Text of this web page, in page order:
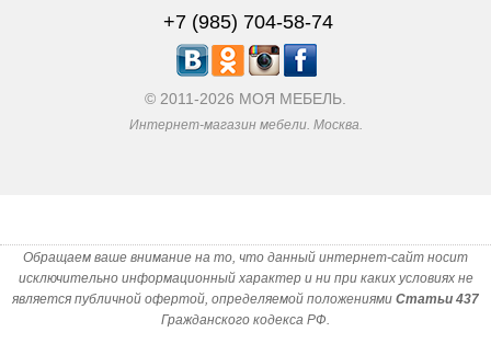
+7 (985) 704-58-74
© 2011-2026 МОЯ МЕБЕЛЬ.
Интернет-магазин мебели. Москва.
Обращаем ваше внимание на то, что данный интернет-сайт носит
исключительно информационный характер и ни при каких условиях не
является публичной офертой, определяемой положениями Статьи 437
Гражданского кодекса РФ.